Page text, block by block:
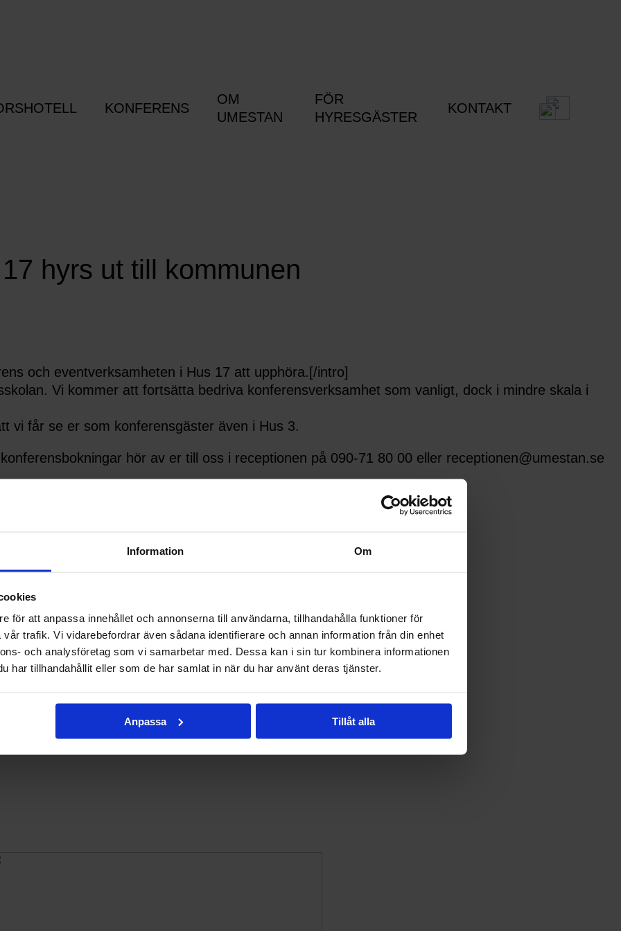
Information Om
för att anpassa innehållet och annonserna till användarna, tillhandahålla funktioner för
trafik. Vi vidarebefordrar även sådana identifierare och annan information från din enhet
och analysföretag som vi samarbetar med. Dessa kan i sin tur kombinera informationen
har tillhandahållit eller som de har samlat in när du har använt deras tjänster.
Anpassa Tillåt alla
KONFERENS
OM
UMESTAN
FÖR
HYRESGÄSTER
KONTAKT
hyrs ut till kommunen
och eventverksamheten i Hus 17 att upphöra.[/intro]
Vi kommer att fortsätta bedriva konferensverksamhet som vanligt, dock i mindre skala i
vi får se er som konferensgäster även i Hus 3.
hör av er till oss i receptionen på 090-71 80 00 eller receptionen@umestan.se
16:00